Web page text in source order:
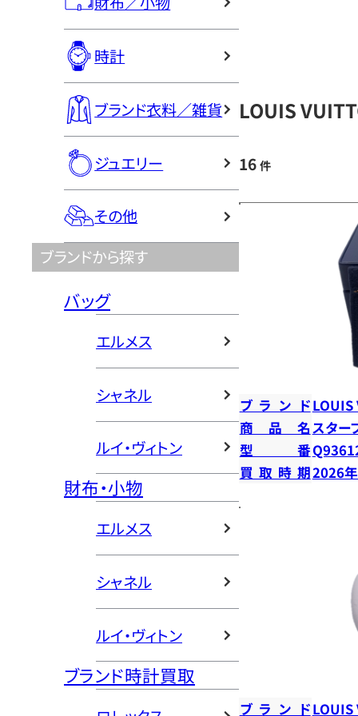
時計
ブランド衣料／雑貨
ジュエリー
その他
ブランドから探す
バッグ
エルメス
シャネル
ルイ・ヴィトン
財布・小物
エルメス
シャネル
ルイ・ヴィトン
ブランド時計買取
LOUIS
16 件
ブランドLOUIS
商品名スター
型番
買取時期2026
ブランドLOUIS